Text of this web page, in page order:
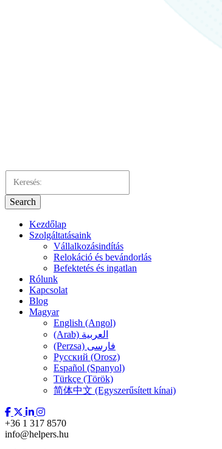
Search
Kezdőlap
Szolgáltatásaink
Vállalkozásindítás
Relokáció és bevándorlás
Befektetés és ingatlan
Rólunk
Kapcsolat
Blog
Magyar
English (Angol)
(Arab) العربية
(Perzsa) فارسی
Русский (Orosz)
Español (Spanyol)
Türkçe (Török)
简体中文 (Egyszerűsített kínai)
+36 1 317 8570
info@helpers.hu